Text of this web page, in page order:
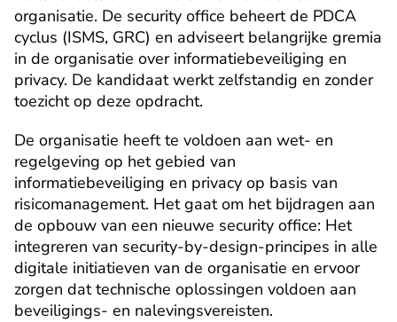
organisatie. De security office beheert de PDCA
cyclus (ISMS, GRC) en adviseert belangrijke gremia
in de organisatie over informatiebeveiliging en
privacy. De kandidaat werkt zelfstandig en zonder
toezicht op deze opdracht.
De organisatie heeft te voldoen aan wet- en
regelgeving op het gebied van
informatiebeveiliging en privacy op basis van
risicomanagement. Het gaat om het bijdragen aan
de opbouw van een nieuwe security office: Het
integreren van security-by-design-principes in alle
digitale initiatieven van de organisatie en ervoor
zorgen dat technische oplossingen voldoen aan
beveiligings- en nalevingsvereisten.